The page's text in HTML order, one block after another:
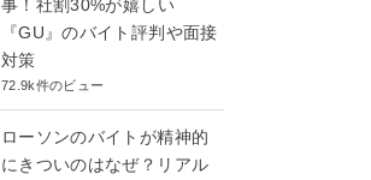
事！社割30%が嬉しい
『GU』のバイト評判や面接
対策
72.9k件のビュー
ローソンのバイトが精神的
にきついのはなぜ？リアル